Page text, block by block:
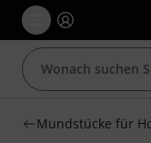
Mundstücke für